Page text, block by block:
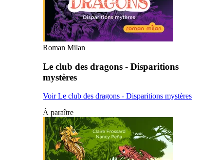
Roman Milan
Le club des dragons - Disparitions
mystères
Voir Le club des dragons - Disparitions mystères
À paraître